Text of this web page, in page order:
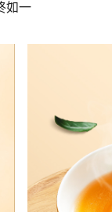
如一